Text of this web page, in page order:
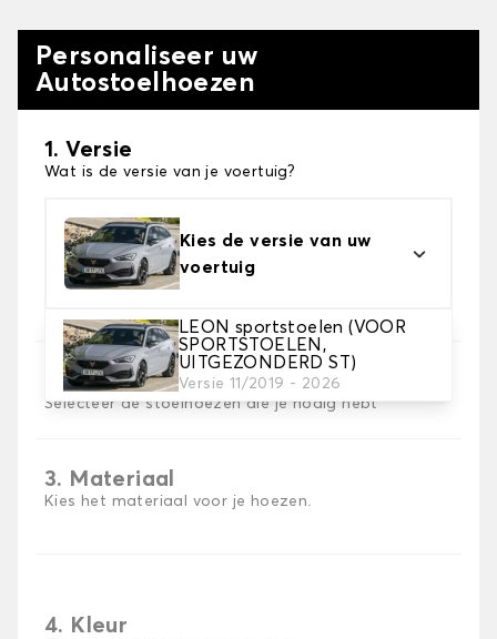
Personaliseer uw
Autostoelhoezen
1. Versie
Wat is de versie van je voertuig?
Kies de versie van uw
voertuig
LEON sportstoelen (VOOR
SPORTSTOELEN,
UITGEZONDERD ST)
Versie 11/2019 - 2026
2. Set hoezen
Selecteer de stoelhoezen die je nodig hebt
3. Materiaal
Kies het materiaal voor je hoezen.
4. Kleur